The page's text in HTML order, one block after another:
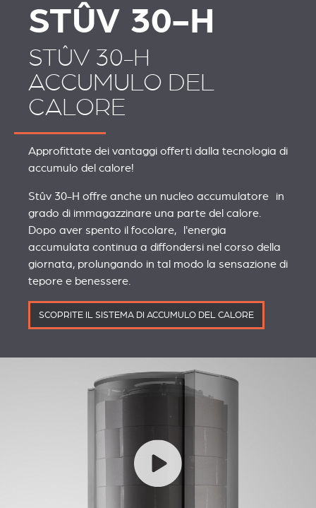
STÛV 30-H
STÛV 30-H
ACCUMULO DEL
CALORE
Approfittate dei vantaggi offerti dalla tecnologia di
accumulo del calore!
Stûv 30-H offre anche un nucleo accumulatore in
grado di immagazzinare una parte del calore.
Dopo aver spento il focolare, l'energia
accumulata continua a diffondersi nel corso della
giornata, prolungando in tal modo la sensazione di
tepore e benessere.
SCOPRITE IL SISTEMA DI ACCUMULO DEL CALORE